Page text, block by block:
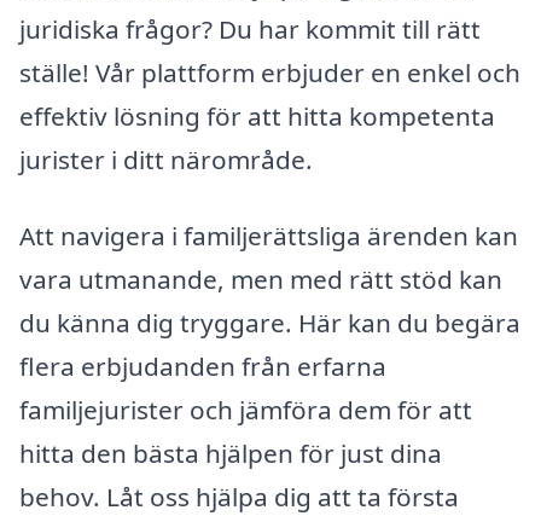
juridiska frågor? Du har kommit till rätt
ställe! Vår plattform erbjuder en enkel och
effektiv lösning för att hitta kompetenta
jurister i ditt närområde.
Att navigera i familjerättsliga ärenden kan
vara utmanande, men med rätt stöd kan
du känna dig tryggare. Här kan du begära
flera erbjudanden från erfarna
familjejurister och jämföra dem för att
hitta den bästa hjälpen för just dina
behov. Låt oss hjälpa dig att ta första